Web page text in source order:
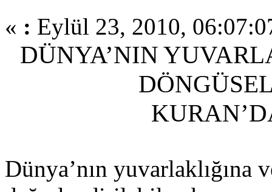
« : Eylül 23, 2010,
DÜNYA’NIN
Dünya’nın yuvarlaklığına